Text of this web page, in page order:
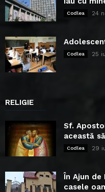
Codlea 24
Codlea 25
RELIGIE
Sf.
această
Codlea 29
În Ajun
casele